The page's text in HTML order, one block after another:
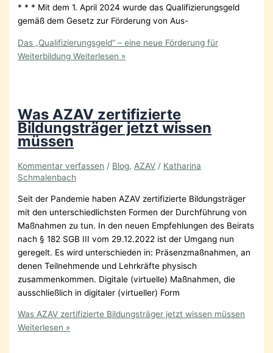
* * * Mit dem 1. April 2024 wurde das Qualifizierungsgeld
gemäß dem Gesetz zur Förderung von Aus-
Das „Qualifizierungsgeld“ – eine neue Förderung für
Weiterbildung Weiterlesen »
Was AZAV zertifizierte
Bildungsträger jetzt wissen
müssen
Kommentar verfassen / Blog, AZAV / Katharina
Schmalenbach
Seit der Pandemie haben AZAV zertifizierte Bildungsträger
mit den unterschiedlichsten Formen der Durchführung von
Maßnahmen zu tun. In den neuen Empfehlungen des Beirats
nach § 182 SGB III vom 29.12.2022 ist der Umgang nun
geregelt. Es wird unterschieden in: Präsenzmaßnahmen, an
denen Teilnehmende und Lehrkräfte physisch
zusammenkommen. Digitale (virtuelle) Maßnahmen, die
ausschließlich in digitaler (virtueller) Form
Was AZAV zertifizierte Bildungsträger jetzt wissen müssen
Weiterlesen »